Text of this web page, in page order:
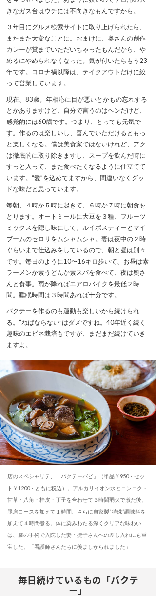
きなガス台はウチには不向きなもんですから。
３年目にグルメ検索サイトに取り上げられたら、
またまた大変なことに。おまけに、奥さんの創作
カレーが賞までいただいちゃったもんだから、や
めるにやめられなくなった。気が付いたらもう23
年です。コロナ禍以降は、テイクアウトだけに絞
って営業しています。
現在、83歳。年相応に目が悪いとかもの忘れする
とかありますけど、自分で言うのはヘンだけど、
感覚的には60歳です。つまり、とっても元気で
す。作るのは楽しいし、喜んでいただけるともっ
と楽しくなる。僕は美食家ではないけれど、アク
は徹底的に取り除きますし、スープを飲んだ時に
すっと入って、また食べたくなるように仕立てて
います。“愛”を込めてますから、間違いなくグッ
ドな味だと思っています。
毎朝、４時か５時に起きて、６時か７時に朝食を
とります。オートミールに大豆を３種、フルーツ
ミックスを隠し味にして。ルイボスティーとマイ
ブームのセロリをムシャムシャ。妻は夜中の２時
ぐらいまで仕込みをしているので、朝と昼は別々
です。毎日のように10〜16キロ歩いて、お昼は素
ラーメンか素うどんか素スパを食べて、夜は奧さ
んと食事。雨が降ればエアロバイクを最低２時
間。睡眠時間は３時間あれば十分です。
バクテーを作るのも運動も楽しいから続けられ
る。“ねばならない”はダメですね。40年近く続く
趣味のエビネ栽培もですが、まだまだ続けていき
ますよ。
店のスペシャリテ、「バクテーバビ」（単品￥950・セッ
ト￥1200・ともに税込）。アルカリイオン水とニンニク・
甘草・八角・桂皮・丁子を合わせて３時間弱火で煮た後、
豚肩ロースを加えて１時間、さらに自家製“特殊”調味料を
加えて４時間煮る。体に染みわたる深くクリアな味わい
は、膝の手術で入院した妻・捷子さんへの差し入れにも重
宝した。「看護師さんたちに羨ましがられました」
毎日続けているもの「バクテ
ー」